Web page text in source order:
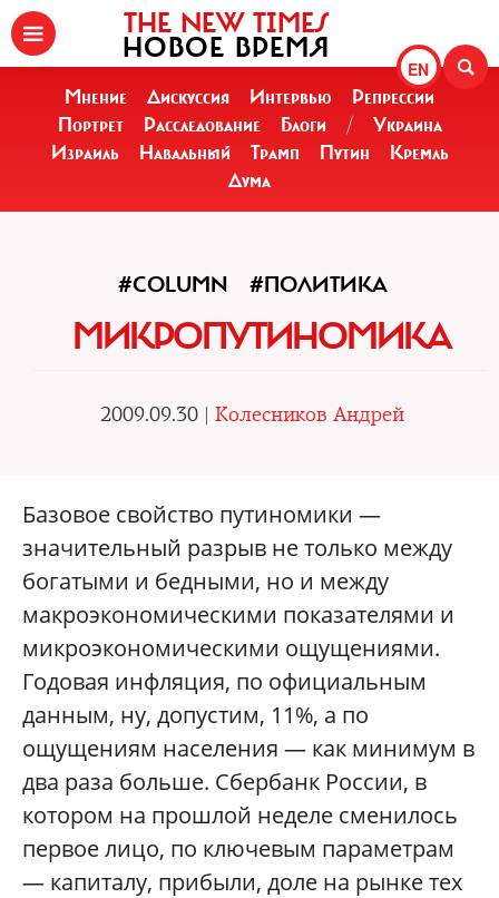
EN
THE NEW TIMES
НОВОЕ ВРЕМЯ
Мнение Дискуссия Интервью
Репрессии
Портрет
Расследование Блоги /
Украина
Израиль
Навальный Трамп Путин
Кремль
Дума
#COLUMN #ПОЛИТИКА
МИКРОПУТИНОМИКА
2009.09.30 | Колесников Андрей
Базовое свойство путиномики —
значительный разрыв не только между
богатыми и бедными, но и между
макроэкономическими показателями и
микроэкономическими ощущениями.
Годовая инфляция, по официальным
данным, ну, допустим, 11%, а по
ощущениям населения — как минимум в
два раза больше. Сбербанк России, в
котором на прошлой неделе сменилось
первое лицо, по ключевым параметрам
— капиталу, прибыли, доле на рынке тех